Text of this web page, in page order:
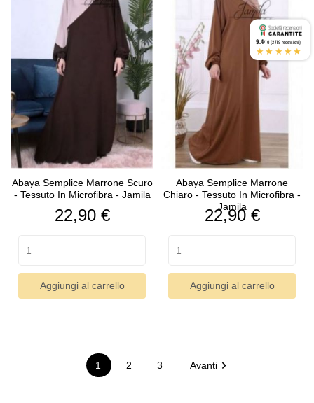
Abaya Semplice Marrone Scuro
- Tessuto In Microfibra - Jamila
Prezzo
22,90 €
Aggiungi al carrello
Abaya Semplice Marrone
Chiaro - Tessuto In Microfibra -
Jamila
Prezzo
22,90 €
Aggiungi al carrello
1 2 3 Avanti 
9.4/10 (2719 recensioni)
★★★★★